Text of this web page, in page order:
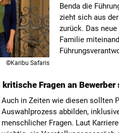
©Karibu Safaris
Benda die
zieht sich aus
zurück. Das
Familie
Fragen an Bewerber
Auch in Zeiten wie diesen sollten
Auswahlprozess abbilden,
menschlicher Fragen. Laut